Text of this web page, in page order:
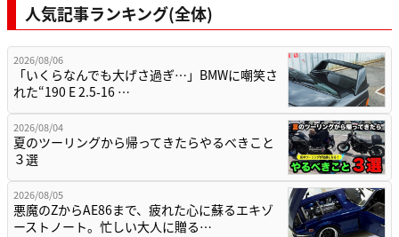
人気記事ランキング(全体)
2026/08/06
「いくらなんでも大げさ過ぎ…」BMWに嘲笑さ
れた“190 E 2.5-16 …
2026/08/04
夏のツーリングから帰ってきたらやるべきこと
３選
2026/08/05
悪魔のZからAE86まで、疲れた心に蘇るエキゾ
ーストノート。忙しい大人に贈る…